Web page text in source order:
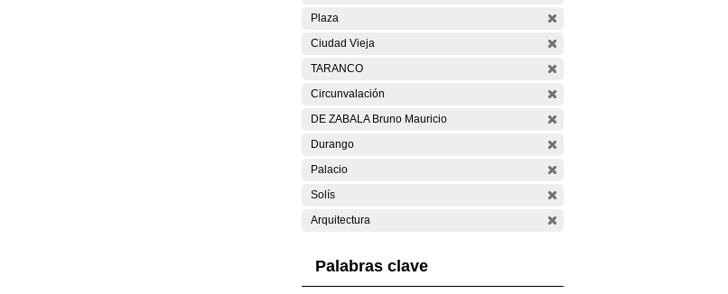
Plaza
Ciudad Vieja
TARANCO
Circunvalación
DE ZABALA Bruno Mauricio
Durango
Palacio
Solís
Arquitectura
Palabras clave